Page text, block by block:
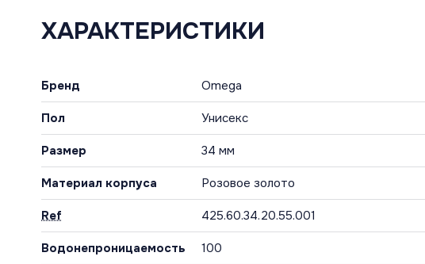
ХАРАКТЕРИСТИКИ
Бренд Omega
Пол Унисекс
Размер 34 мм
Материал корпуса Розовое золото
Ref 425.60.34.20.55.001
Водонепроницаемость 100